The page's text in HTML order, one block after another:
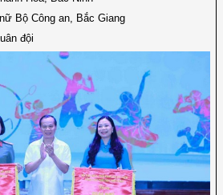
Bộ Công an, Bắc Giang
đội